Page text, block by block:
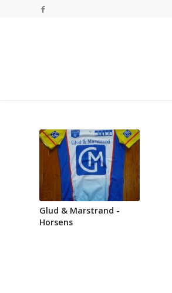
Glud & Marstrand -
Horsens